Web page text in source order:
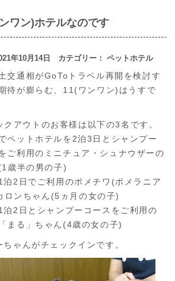
ワン)ホテルなのです
年10月14日 カテゴリー： ペットホテル
交通相がGoToトラベル再開を検討す
待が膨らむ、11(ワンワン)はうすで
アウトのお客様は以下の3名です。
ペットホテルを2泊3日とシャンプー
ご利用のミニチュア・シュナウザーの
歳半の男の子)
泊2日でご利用のポメチワ(ポメラニア
ロンちゃん(5ヵ月の女の子)
泊2日とシャンプーコースをご利用の
まる」ちゃん(4歳の女の子)
ゃんがチェックインです。